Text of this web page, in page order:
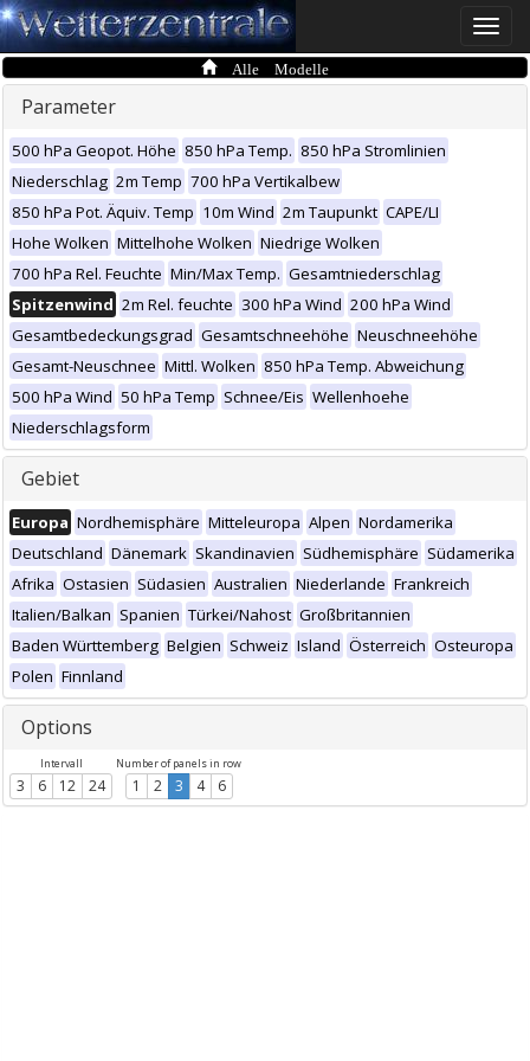
Toggle
Alle Modelle
Parameter
500 hPa Geopot. Höhe 850 hPa Temp. 850 hPa Stromlinien
Niederschlag 2m Temp 700 hPa Vertikalbew
850 hPa Pot. Äquiv. Temp 10m Wind 2m Taupunkt CAPE/LI
Hohe Wolken Mittelhohe Wolken Niedrige Wolken
700 hPa Rel. Feuchte Min/Max Temp. Gesamtniederschlag
Spitzenwind 2m Rel. feuchte 300 hPa Wind 200 hPa Wind
Gesamtbedeckungsgrad Gesamtschneehöhe Neuschneehöhe
Gesamt-Neuschnee Mittl. Wolken 850 hPa Temp. Abweichung
500 hPa Wind 50 hPa Temp Schnee/Eis Wellenhoehe
Niederschlagsform
Gebiet
Europa Nordhemisphäre Mitteleuropa Alpen Nordamerika
Deutschland Dänemark Skandinavien Südhemisphäre Südamerika
Afrika Ostasien Südasien Australien Niederlande Frankreich
Italien/Balkan Spanien Türkei/Nahost Großbritannien
Baden Württemberg Belgien Schweiz Island Österreich Osteuropa
Polen Finnland
Options
Intervall
3 6 12 24
Number of panels in row
1 2 3 4 6